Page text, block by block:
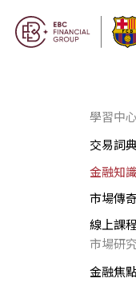
學習中心
交易詞典
金融知識
市場傳
線上課
市場研
金融焦